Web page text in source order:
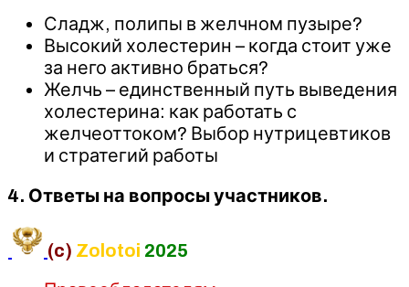
Сладж, полипы в желчном пузыре?
Высокий холестерин – когда стоит уже
за него активно браться?
Желчь – единственный путь выведения
холестерина: как работать с
желчеоттоком? Выбор нутрицевтиков
и стратегий работы
4. Ответы на вопросы участников.
(c) Zolotoi 2025